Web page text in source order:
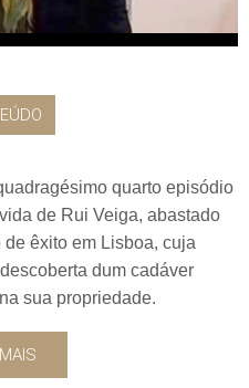
quarto episódio
de Rui Veiga, abastado
êxito em Lisboa, cuja
dum cadáver
sua propriedade.